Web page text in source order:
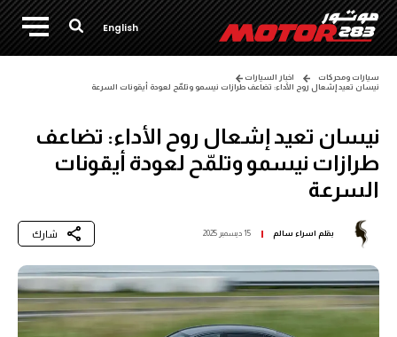
English
سيارات ومحركات
اخبار السيارات
نيسان تعيد إشعال روح الأداء: تضاعف طرازات نيسمو وتلمّح لعودة أيقونات السرعة
نيسان تعيد إشعال روح الأداء: تضاعف
طرازات نيسمو وتلمّح لعودة أيقونات
السرعة
بقلم اسراء سالم 15 ديسمبر 2025 شارك